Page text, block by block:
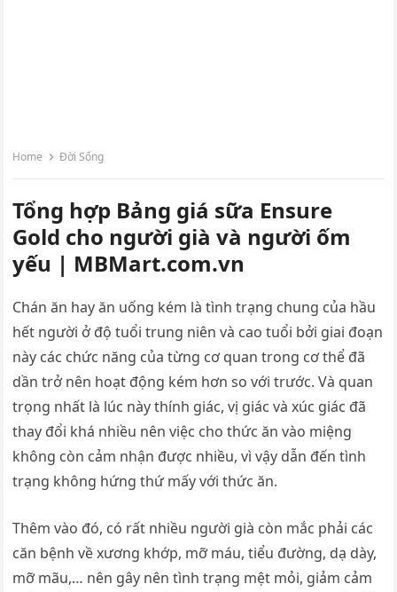
Home Đời Sống
Tổng hợp Bảng giá sữa Ensure
Gold cho người già và người ốm
yếu | MBMart.com.vn
Chán ăn hay ăn uống kém là tình trạng chung của hầu
hết người ở độ tuổi trung niên và cao tuổi bởi giai đoạn
này các chức năng của từng cơ quan trong cơ thể đã
dần trở nên hoạt động kém hơn so với trước. Và quan
trọng nhất là lúc này thính giác, vị giác và xúc giác đã
thay đổi khá nhiều nên việc cho thức ăn vào miệng
không còn cảm nhận được nhiều, vì vậy dẫn đến tình
trạng không hứng thứ mấy với thức ăn.
Thêm vào đó, có rất nhiều người già còn mắc phải các
căn bệnh về xương khớp, mỡ máu, tiểu đường, dạ dày,
mỡ mãu,… nên gây nên tình trạng mệt mỏi, giảm cảm